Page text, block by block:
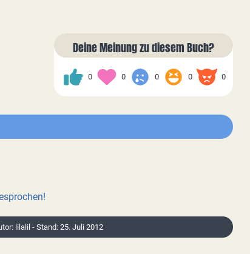
Deine Meinung zu diesem Buch?
0 0 0 0 0
lilalil - Stand: 25. Juli 2012